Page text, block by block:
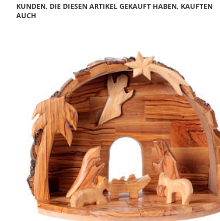
KUNDEN, DIE DIESEN ARTIKEL GEKAUFT HABEN, KAUFTEN
AUCH